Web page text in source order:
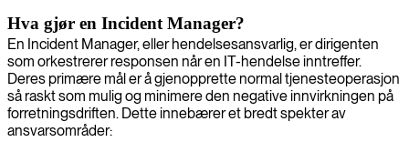
Hva gjør en Incident Manager?
En Incident Manager, eller hendelsesansvarlig, er dirigenten
som orkestrerer responsen når en IT-hendelse inntreffer.
Deres primære mål er å gjenopprette normal tjenesteoperasjon
så raskt som mulig og minimere den negative innvirkningen på
forretningsdriften. Dette innebærer et bredt spekter av
ansvarsområder: